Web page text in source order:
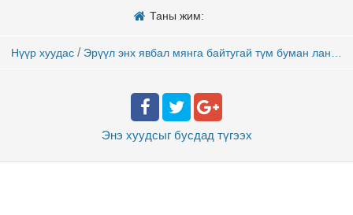
Таны жим:
Нүүр хуудас / Эрүүл энх явбал мянга байтугай түм буман лан…
Энэ хуудсыг бусдад түгээх